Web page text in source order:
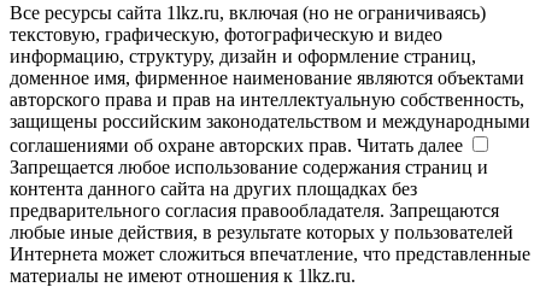
Все ресурсы сайта 1lkz.ru, включая (но не ограничиваясь)
текстовую, графическую, фотографическую и видео
информацию, структуру, дизайн и оформление страниц,
доменное имя, фирменное наименование являются объектами
авторского права и прав на интеллектуальную собственность,
защищены российским законодательством и международными
соглашениями об охране авторских прав. Читать далее
Запрещается любое использование содержания страниц и
контента данного сайта на других площадках без
предварительного согласия правообладателя. Запрещаются
любые иные действия, в результате которых у пользователей
Интернета может сложиться впечатление, что представленные
материалы не имеют отношения к 1lkz.ru.